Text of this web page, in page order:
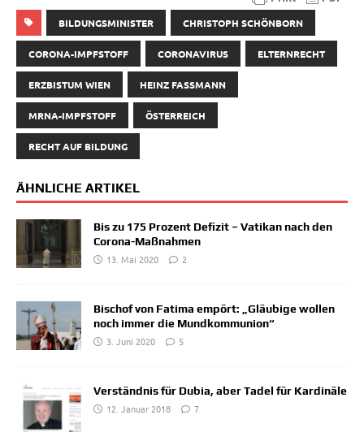
BILDUNGSMINISTER CHRISTOPH SCHÖNBORN
CORONA-IMPFSTOFF CORONAVIRUS ELTERNRECHT
ERZBISTUM WIEN HEINZ FASSMANN
MRNA-IMPFSTOFF ÖSTERREICH
RECHT AUF BILDUNG
ÄHNLICHE ARTIKEL
Bis zu 175 Prozent Defizit – Vatikan nach den
Corona-Maßnahmen
13. Mai 2020
2
Bischof von Fatima empört: „Gläubige wollen
noch immer die Mundkommunion“
3. Juni 2020
5
Verständnis für Dubia, aber Tadel für Kardinäle
12. Januar 2018
7